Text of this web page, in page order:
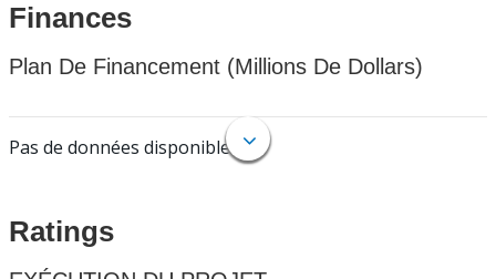
Finances
Plan De Financement (Millions De Dollars)
Pas de données disponibles.
Ratings